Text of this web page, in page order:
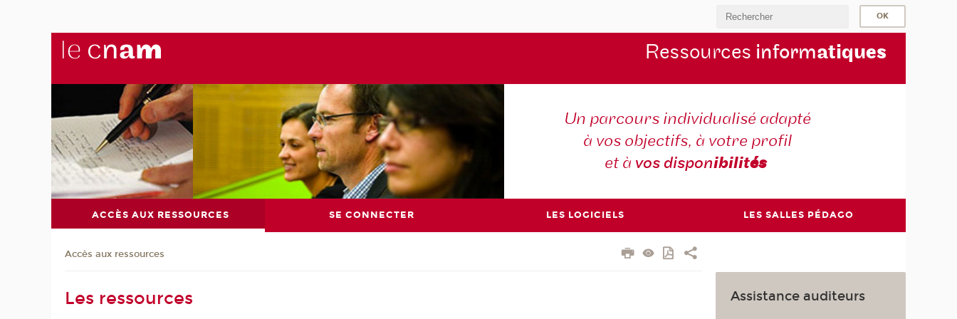
Ressources informatiques
Un parcours individualisé adapté
à vos objectifs, à votre profil
et à vos disponibilités
ACCÈS AUX RESSOURCES SE CONNECTER LES LOGICIELS LES SALLES PÉDAGO
Accès aux ressources
Les ressources Assistance auditeurs